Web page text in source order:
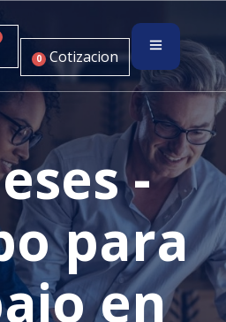
0 Cotizacion
-
para
en